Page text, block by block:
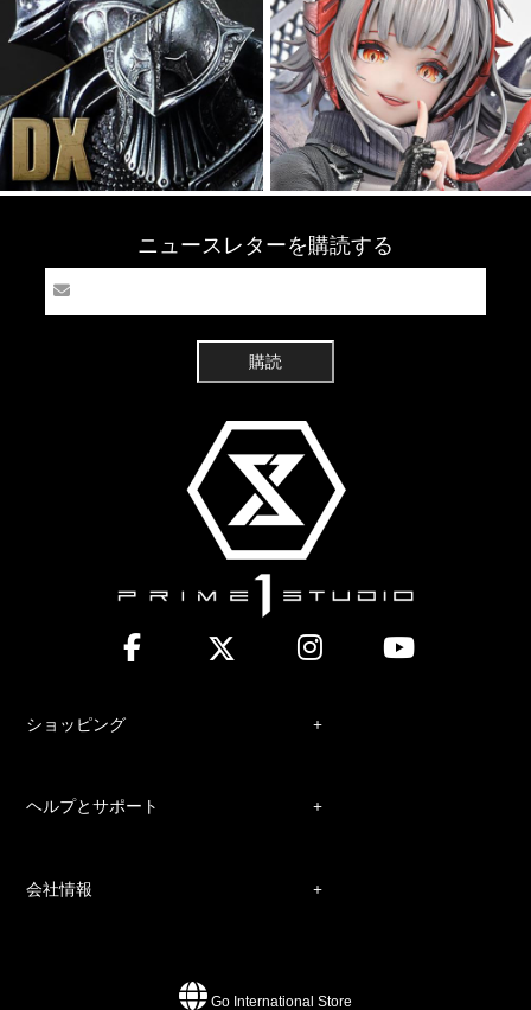
ニュースレターを購読する
購読
ショッピング
ヘルプとサポート
会社情報
Go International Store